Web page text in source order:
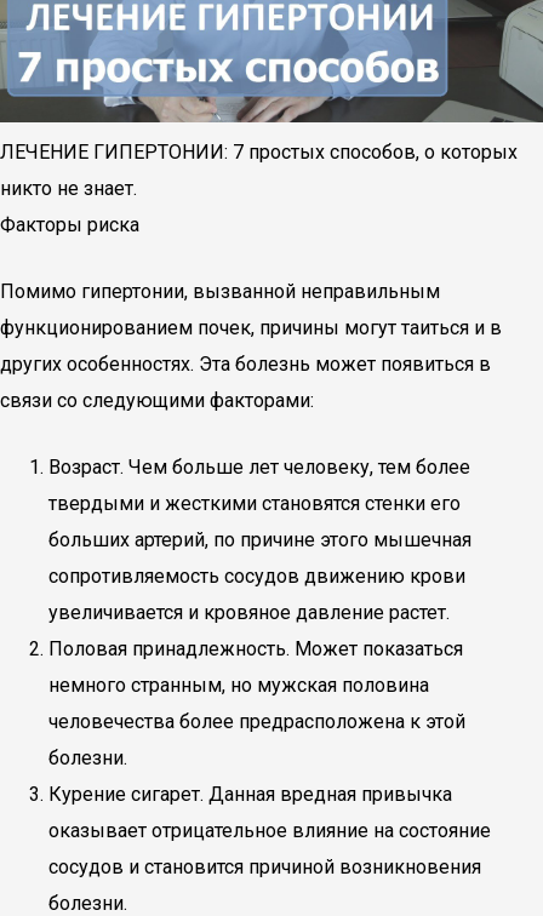
ЛЕЧЕНИЕ ГИПЕРТОНИИ: 7 простых способов, о которых
никто не знает.
Факторы риска
Помимо гипертонии, вызванной неправильным
функционированием почек, причины могут таиться и в
других особенностях. Эта болезнь может появиться в
связи со следующими факторами:
Возраст. Чем больше лет человеку, тем более
твердыми и жесткими становятся стенки его
больших артерий, по причине этого мышечная
сопротивляемость сосудов движению крови
увеличивается и кровяное давление растет.
Половая принадлежность. Может показаться
немного странным, но мужская половина
человечества более предрасположена к этой
болезни.
Курение сигарет. Данная вредная привычка
оказывает отрицательное влияние на состояние
сосудов и становится причиной возникновения
болезни.